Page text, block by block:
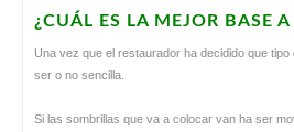
¿CUÁL ES LA MEJOR BASE
Una vez que el restaurador ha decidido que
ser o no sencilla.
Si las sombrillas que va a colocar van ha ser